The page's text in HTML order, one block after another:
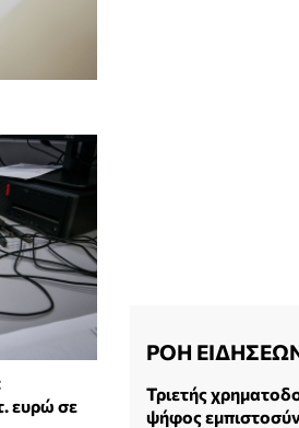
ευρώ σε
ΡΟΗ
Τριετής
ψήφος